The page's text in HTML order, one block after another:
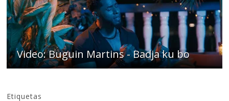
Video: Buguin Martins - Badja ku bo
Etiquetas